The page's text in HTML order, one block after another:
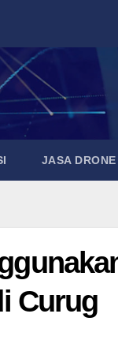
JASA
Curug